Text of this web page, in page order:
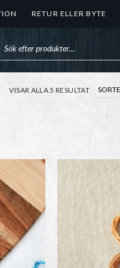
RETUR ELLER BYTE
VISAR ALLA 5 RESULTAT
EFTER